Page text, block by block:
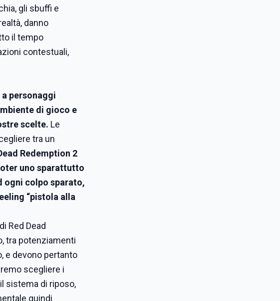
gli sbuffi e
danno
il tempo
contestuali,
personaggi
di gioco e
scelte. Le
tra un
Redemption 2
uno sparattutto
ogni colpo sparato,
“pistola alla
Red Dead
tra potenziamenti
e devono pertanto
scegliere i
sistema di riposo,
quindi